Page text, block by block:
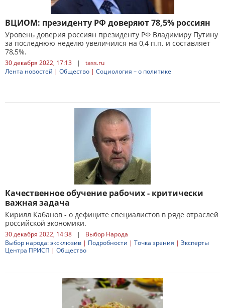
ВЦИОМ: президенту РФ доверяют 78,5% россиян
Уровень доверия россиян президенту РФ Владимиру Путину
за последнюю неделю увеличился на 0,4 п.п. и составляет
78,5%.
30 декабря 2022, 17:13 |
tass.ru
Лента новостей | Общество | Социология – о политике
Качественное обучение рабочих - критически
важная задача
Кирилл Кабанов - о дефиците специалистов в ряде отраслей
российской экономики.
30 декабря 2022, 14:38 |
Выбор Народа
Выбор народа: эксклюзив | Подробности | Точка зрения | Эксперты
Центра ПРИСП | Общество